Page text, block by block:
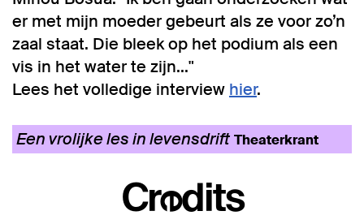
er met mijn moeder gebeurt als ze voor zo’n
zaal staat. Die bleek op het podium als een
vis in het water te zijn..."
Lees het volledige interview hier.
Een vrolijke les in levensdrift Theaterkrant
Credits